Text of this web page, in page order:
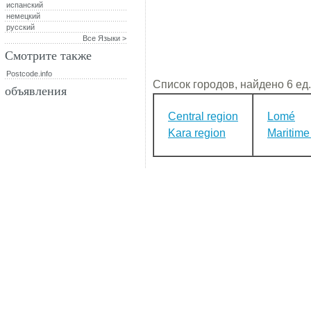
Список городов, найдено 6
Central region
Kara region
Lomé
испанский
немецкий
русский
Все Языки >
Смотрите также
Postcode.info
объявления